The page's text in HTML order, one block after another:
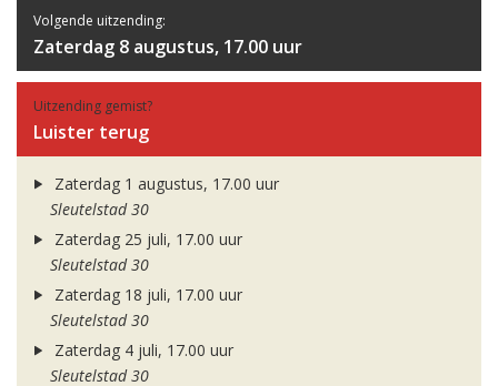
Volgende uitzending:
Zaterdag 8 augustus, 17.00 uur
Uitzending gemist?
Luister terug
Zaterdag 1 augustus, 17.00 uur
Sleutelstad 30
Zaterdag 25 juli, 17.00 uur
Sleutelstad 30
Zaterdag 18 juli, 17.00 uur
Sleutelstad 30
Zaterdag 4 juli, 17.00 uur
Sleutelstad 30